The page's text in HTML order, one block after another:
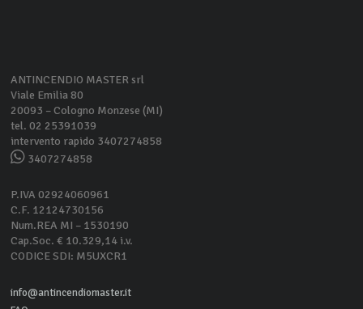
ANTINCENDIO MASTER srl
Viale Emilia 80
20093 – Cologno Monzese (MI)
tel. 02 25391039
intervento rapido 3407274858
3407274858
P.IVA 02924060961
C.F. 12124730156
Num.REA MI – 1530190
Cap.Soc. € 10.329,14 i.v.
CODICE SDI: M5UXCR1
info@antincendiomaster.it